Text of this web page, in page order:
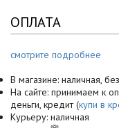
ОПЛАТА
смотрите подробнее
В магазине: наличная,
На сайте: принимаем к
деньги, кредит (купи в
Курьеру: наличная